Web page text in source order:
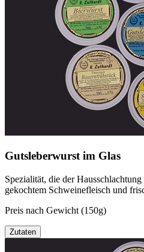
Gutsleberwurst im Glas
Spezialität, die der
gekochtem Schweinefleisch und
Preis nach Gewicht (150g)
Zutaten